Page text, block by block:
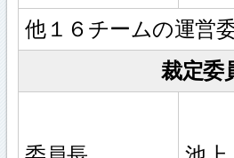
他１６チームの運営
裁定委